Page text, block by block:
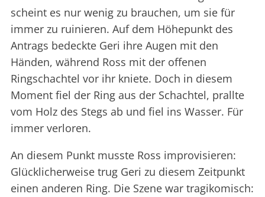
scheint es nur wenig zu brauchen, um sie für
immer zu ruinieren. Auf dem Höhepunkt des
Antrags bedeckte Geri ihre Augen mit den
Händen, während Ross mit der offenen
Ringschachtel vor ihr kniete. Doch in diesem
Moment fiel der Ring aus der Schachtel, prallte
vom Holz des Stegs ab und fiel ins Wasser. Für
immer verloren.
An diesem Punkt musste Ross improvisieren:
Glücklicherweise trug Geri zu diesem Zeitpunkt
einen anderen Ring. Die Szene war tragikomisch: